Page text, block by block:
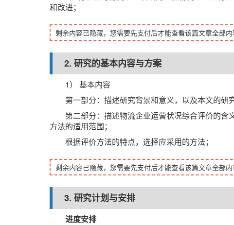
和改进；
剩余内容已隐藏，您需要先支付后才能查看该篇文章全部内
2. 研究的基本内容与方案
1） 基本内容
第一部分：描述研究背景和意义，以及本文的研
第二部分：描述物流企业运营状况综合评价的
方法的适用范围；
根据评价方法的特点，选择应采用的方法；
剩余内容已隐藏，您需要先支付后才能查看该篇文章全部内
3. 研究计划与安排
进度安排